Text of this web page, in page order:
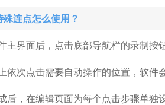
殊连点怎么使用？
主界面后，点击底部导航栏的录制按
依次点击需要自动操作的位置，软件
后，在编辑页面为每个点击步骤单独